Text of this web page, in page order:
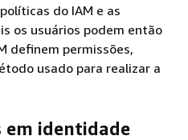
do IAM e as
os usuários podem então
definem permissões,
usado para realizar a
em identidade